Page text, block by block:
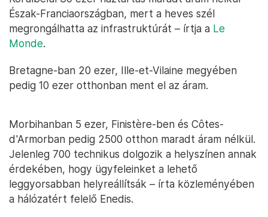
Észak-Franciaországban, mert a heves szél
megrongálhatta az infrastruktúrát – írtja a Le
Monde.
Bretagne-ban 20 ezer, Ille-et-Vilaine megyében
pedig 10 ezer otthonban ment el az áram.
Morbihanban 5 ezer, Finistère-ben és Côtes-
d'Armorban pedig 2500 otthon maradt áram nélkül.
Jelenleg 700 technikus dolgozik a helyszínen annak
érdekében, hogy ügyfeleinket a lehető
leggyorsabban helyreállítsák – írta közleményében
a hálózatért felelő Enedis.